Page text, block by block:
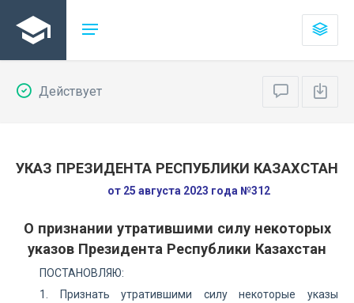
Действует
УКАЗ ПРЕЗИДЕНТА РЕСПУБЛИКИ КАЗАХСТАН
от 25 августа 2023 года №312
О признании утратившими силу некоторых
указов Президента Республики Казахстан
ПОСТАНОВЛЯЮ:
1. Признать утратившими силу некоторые указы